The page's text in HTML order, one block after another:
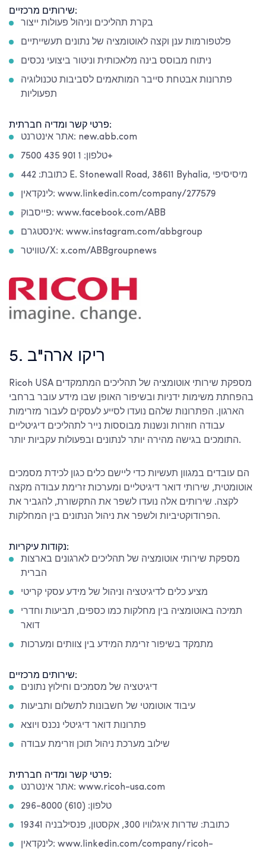
שירותים מרכזיים:
בקרת תהליכים וניהול פעולות ייצור
פלטפורמות ענן וקצה לאוטומציה של נתונים תעשייתיים
ניתוח מבוסס בינה מלאכותית וניטור ביצועי נכסים
פתרונות אבטחת סייבר המותאמים לסביבות טכנולוגיה
תפעוליות
פרטי קשר ומדיה חברתית:
אתר אינטרנט: new.abb.com
טלפון: 1 901 435 7500+
כתובת: 442 E. Stonewall Road, 38611 Byhalia, מיסיסיפי
לינקדאין: www.linkedin.com/company/277579
פייסבוק: www.facebook.com/ABB
אינסטגרם: www.instagram.com/abbgroup
טוויטר/X: x.com/ABBgroupnews
5. ריקו ארה"ב
Ricoh USA מספקת שירותי אוטומציה של תהליכים המתמקדים
בהפחתת משימות ידניות ובשיפור האופן שבו מידע עובר ברחבי
הארגון. הפתרונות שלהם נועדו לסייע לעסקים לעבור מזרימות
עבודה חוזרות ונשנות מבוססות נייר לתהליכים דיגיטליים
התומכים בגישה מהירה יותר לנתונים ובפעולות עקביות יותר.
הם עובדים במגוון תעשיות כדי ליישם כלים כגון לכידת מסמכים
אוטומטית, שירותי דואר דיגיטליים ומערכות זרימת עבודה מקצה
לקצה. שירותים אלה נועדו לשפר את התקשורת, להגביר את
הפרודוקטיביות ולשפר את ניהול הנתונים בין המחלקות.
נקודות עיקריות:
מספקת שירותי אוטומציה של תהליכים לארגונים בארצות
הברית
מציע כלים לדיגיטציה וניהול של מידע עסקי קריטי
תמיכה באוטומציה בין מחלקות כמו כספים, תביעות וחדרי
דואר
מתמקד בשיפור זרימת המידע בין צוותים ומערכות
שירותים מרכזיים:
דיגיטציה של מסמכים וחילוץ נתונים
עיבוד אוטומטי של חשבונות לתשלום ותביעות
פתרונות דואר דיגיטלי נכנס ויוצא
שילוב מערכת ניהול תוכן וזרימת עבודה
פרטי קשר ומדיה חברתית:
אתר אינטרנט: www.ricoh-usa.com
טלפון: (610) 296-8000
כתובת: שדרות איגלוויו 300, אקסטון, פנסילבניה 19341
לינקדאין: www.linkedin.com/company/ricoh-